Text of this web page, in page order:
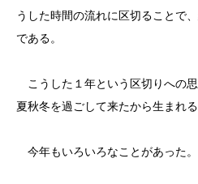
うした時間の流れに区切ることで
である。
こうした１年という区切りへの
夏秋冬を過ごして来たから生まれ
今年もいろいろなことがあった。